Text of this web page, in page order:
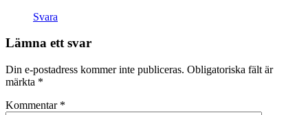
Svara
Lämna ett svar
Din e-postadress kommer inte publiceras. Obligatoriska fält är
märkta *
Kommentar *